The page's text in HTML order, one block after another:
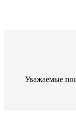
Уважаемые